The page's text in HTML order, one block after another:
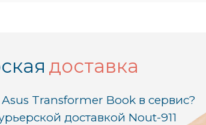
доставка
Transformer Book в сервис?
доставкой Nout-911